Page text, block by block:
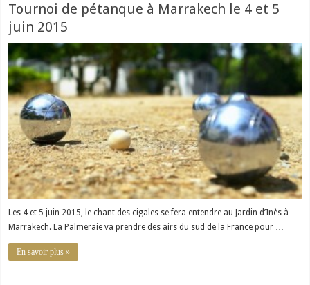
Tournoi de pétanque à Marrakech le 4 et 5
juin 2015
Les 4 et 5 juin 2015, le chant des cigales se fera entendre au Jardin d’Inès à
Marrakech. La Palmeraie va prendre des airs du sud de la France pour …
En savoir plus »